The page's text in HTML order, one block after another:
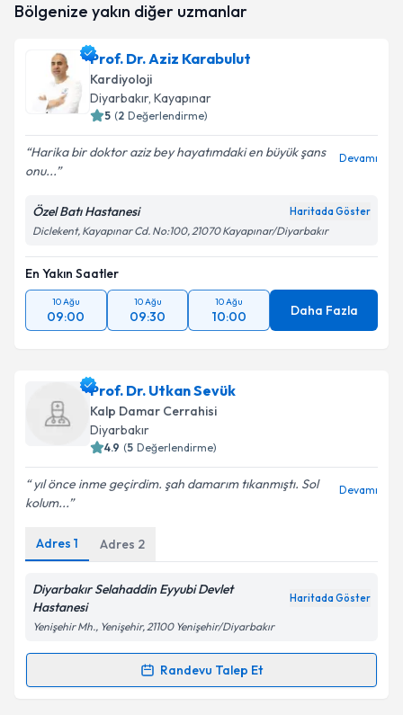
oluşturun. Size bu uzmandan randevu almanız için bir
E-posta Adresiniz
Kişisel verilerimin işlenmesine ilişkinAydınlatma
Bölgenize yakın diğer uzmanlar
Prof. Dr. Aziz Karabulut
Kardiyoloji
Diyarbakır, Kayapınar
5 (2 Değerlendirme)
Harika bir doktor aziz bey hayatımdaki en büyük şans
onu...
Devamı
Özel Batı Hastanesi Haritada Göster
Diclekent, Kayapınar Cd. No:100, 21070 Kayapınar/Diyarbakır
En Yakın Saatler
10 Ağu
09:00
10 Ağu
09:30
10 Ağu
10:00 Daha Fazla
Prof. Dr. Utkan Sevük
Kalp Damar Cerrahisi
Diyarbakır
4.9 (5 Değerlendirme)
yıl önce inme geçirdim. şah damarım tıkanmıştı. Sol
kolum...
Devamı
Adres 1 Adres 2
Diyarbakır Selahaddin Eyyubi Devlet
Hastanesi
Haritada Göster
Yenişehir Mh., Yenişehir, 21100 Yenişehir/Diyarbakır
Randevu Talep Et
Randevu Takvimi Talebi